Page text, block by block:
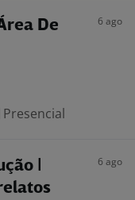
De
6 ago
Presencial
|
6 ago